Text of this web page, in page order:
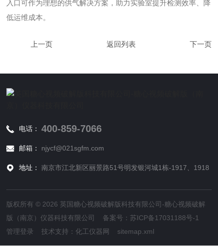
入口可作为理想的供气解决方案，助力实验室提升检测效率、降
低运维成本。
返回列表
电话： 400-859-7066
邮箱： njycf@021sgfm.com
地址： 南京市江北新区丽景路51号明发银河城1栋-1917、1918
版权所有 © 2026 英国糖心视频破解版科技有限公司-糖心视频破解
版（南京）仪器科技有限公司 备案号：苏ICP备17031188号-1
管理登录 技术支持：化工仪器网 sitemap.xml